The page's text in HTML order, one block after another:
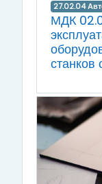
27.02.04
МДК